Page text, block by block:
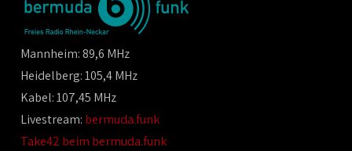
Mannheim: 89,6 MHz
Heidelberg: 105,4 MHz
Kabel: 107,45 MHz
Livestream: bermuda.funk
Take42 beim bermuda.funk